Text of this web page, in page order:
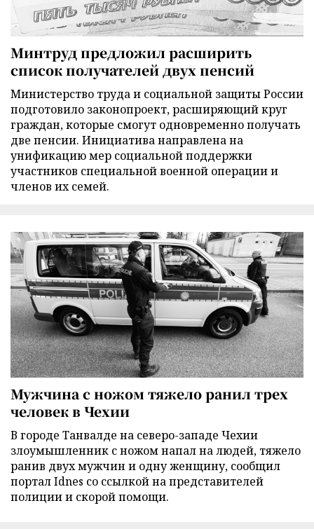
Минтруд предложил расширить
список получателей двух пенсий
Министерство труда и социальной защиты России
подготовило законопроект, расширяющий круг
граждан, которые смогут одновременно получать
две пенсии. Инициатива направлена на
унификацию мер социальной поддержки
участников специальной военной операции и
членов их семей.
Мужчина с ножом тяжело ранил трех
человек в Чехии
В городе Танвалде на северо-западе Чехии
злоумышленник с ножом напал на людей, тяжело
ранив двух мужчин и одну женщину, сообщил
портал Idnes со ссылкой на представителей
полиции и скорой помощи.